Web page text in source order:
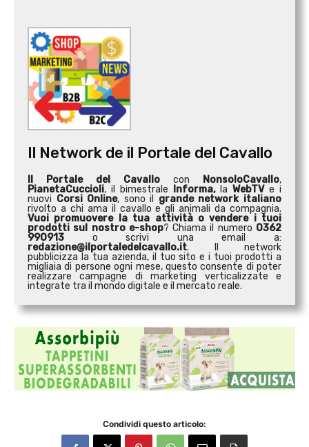
Il Network de il Portale del Cavallo
Il Portale del Cavallo con NonsoloCavallo,
PianetaCuccioli, il bimestrale Informa,laWebTVe i
nuovi Corsi Online, sono il grande network italiano
rivolto a chi ama il cavallo e gli animali da compagnia.
Vuoi promuovere la tua attività ovendere i tuoi
prodotti sul nostro e-shop? Chiama il numero 0362
990913 o scrivi una email a:
redazione@ilportaledelcavallo.it. Il network
pubblicizza la tua azienda, il tuo sito e i tuoi prodotti a
migliaia di persone ogni mese, questo consente di poter
realizzare campagne di marketing verticalizzate e
integrate tra il mondo digitale e il mercato reale.
Condividi questo articolo: